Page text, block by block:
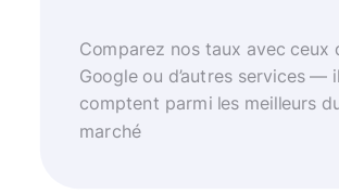
Comparez nos taux avec ceux
Google ou d’autres services —
comptent parmi les meilleurs
marché